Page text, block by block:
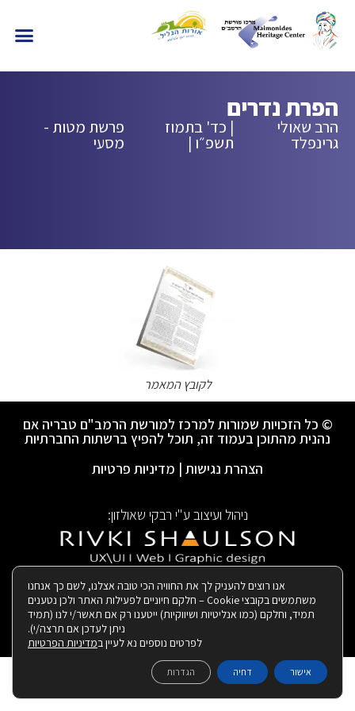
הפרת נדרים
הרב שאולי
גרינפלד
| כד' בתמוז
תשפ״ו |
פרשת מטות -
מסעי
לקובץ המאמר
© כל הזכויות שמורות למרכז למורשת הרמב"ם טבריה אם
נהנית מהתוכן בעמוד זה, תוכל להפיץ ברשתות החברתיות
הצהרת נגישות | מדיניות פרטיות
ניהול ועיצוב ע"י רבקי שאולזון:
| בנייה ותחזוקת האתר:
אנו רוצים להעניק לך את החוויה הכי טובה אצלנו, לשם כך אנחנו
משתמשים בקובצי Cookie – חלקם חיוניים לפעילות האתר ולכן נטענים
תמיד, וחלקם (כמו אנליטיות ושיווקיות) ייטענו רק אם תאשר/י לנו (תמיד
ניתן לעדכן אם תרצה/י).
לפרטים נוספים נא לעיין במדיניות הפרטיות
אישור דחיה הגדרות